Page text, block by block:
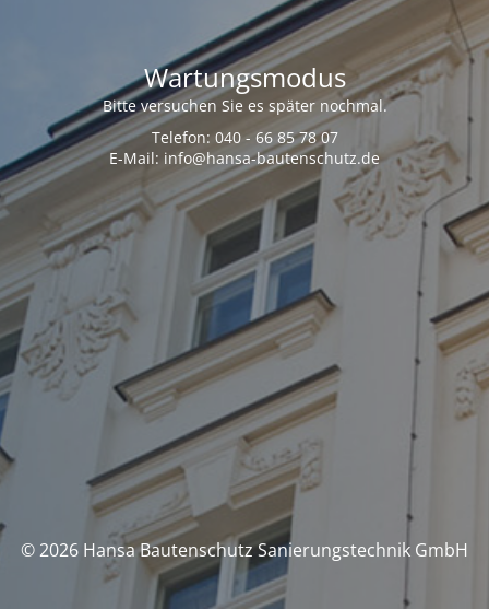
Wartungsmodus
Bitte versuchen Sie es später nochmal.
Telefon: 040 - 66 85 78 07
E-Mail: info@hansa-bautenschutz.de
© 2026 Hansa Bautenschutz Sanierungstechnik GmbH